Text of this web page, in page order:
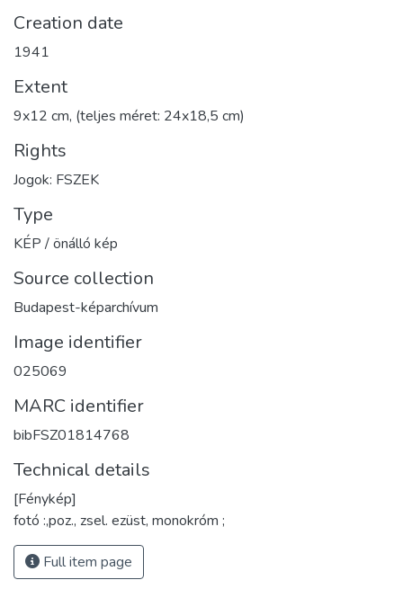
Creation date
1941
Extent
9x12 cm, (teljes méret: 24x18,5 cm)
Rights
Jogok: FSZEK
Type
KÉP / önálló kép
Source collection
Budapest-képarchívum
Image identifier
025069
MARC identifier
bibFSZ01814768
Technical details
[Fénykép]
fotó :,poz., zsel. ezüst, monokróm ;
Full item page